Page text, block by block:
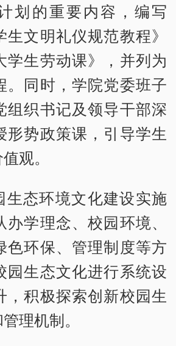
划的重要内容，编写
生文明礼仪规范教程》
学生劳动课》，并列为
。同时，学院党委班子
组织书记及领导干部深
形势政策课，引导学生
观。
生态环境文化建设实施
学理念、校园环境、
色环保、管理制度等方
园生态文化进行系统设
，积极探索创新校园生
理机制。